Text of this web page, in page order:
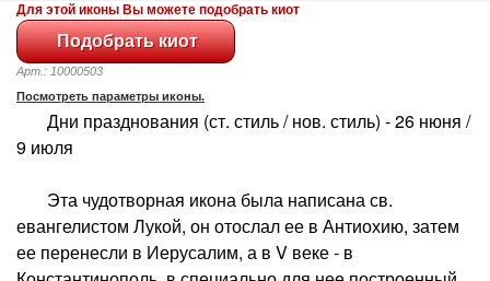
Для этой иконы Вы можете подобрать киот
Арт.: 10000503
Посмотреть параметры иконы.
Дни празднования (ст. стиль / нов. стиль) - 26 нюня /
9 июля
Эта чудотворная икона была написана св.
евангелистом Лукой, он отослал ее в Антиохию, затем
ее перенесли в Иерусалим, а в V веке - в